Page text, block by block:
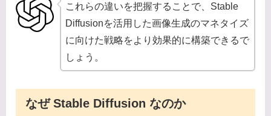
これらの違いを把握することで、Stable
Diffusionを活用した画像生成のマネタイズ
に向けた戦略をより効果的に構築できるで
しょう。
なぜ Stable Diffusion なのか